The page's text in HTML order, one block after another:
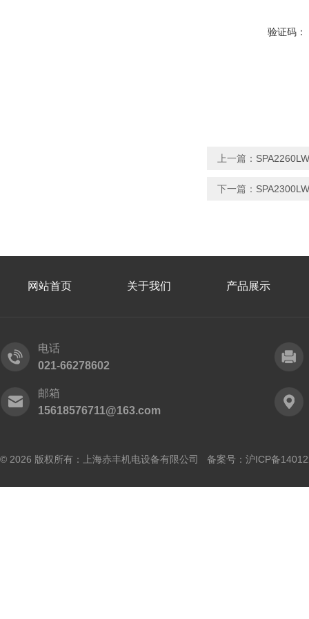
验证码：
上一篇：
下一篇：
网站首页 关于我们 产品展示
电话
021-66278602
邮箱
15618576711@163.com
© 2026 版权所有：上海赤丰机电设备有限公司 备案号： 沪ICP备